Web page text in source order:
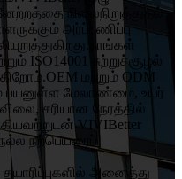
நிலைநிறுத்துதல்
அர்ப்பணிப்பு
ISO14001 சுற்றுச்சூழல்
மற்றும் ODM
பயனுள்ள மேலாண்மை, உயர்
விலை, சரியான நேரத்தில்
VIVIBetter
நல்ல நற்பெயரைப்
அனைத்து